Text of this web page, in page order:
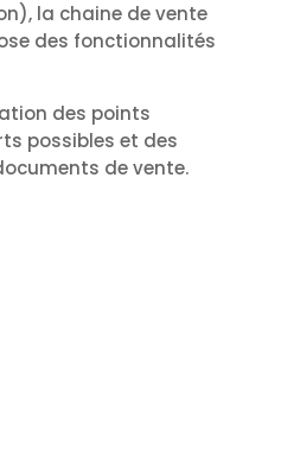
la chaine de vente
des fonctionnalités
des points
possibles et des
de vente.